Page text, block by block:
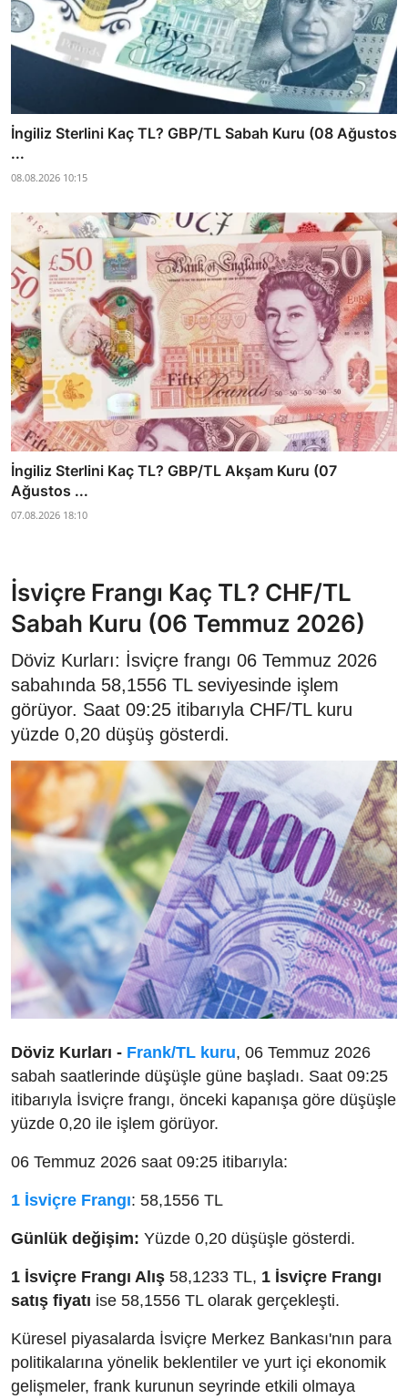
İngiliz Sterlini Kaç TL? GBP/TL Sabah Kuru (08 Ağustos
...
08.08.2026 10:15
İngiliz Sterlini Kaç TL? GBP/TL Akşam Kuru (07
Ağustos ...
07.08.2026 18:10
İsviçre Frangı Kaç TL? CHF/TL
Sabah Kuru (06 Temmuz 2026)
Döviz Kurları: İsviçre frangı 06 Temmuz 2026
sabahında 58,1556 TL seviyesinde işlem
görüyor. Saat 09:25 itibarıyla CHF/TL kuru
yüzde 0,20 düşüş gösterdi.
Döviz Kurları - Frank/TL kuru, 06 Temmuz 2026
sabah saatlerinde düşüşle güne başladı. Saat 09:25
itibarıyla İsviçre frangı, önceki kapanışa göre düşüşle
yüzde 0,20 ile işlem görüyor.
06 Temmuz 2026 saat 09:25 itibarıyla:
1 İsviçre Frangı: 58,1556 TL
Günlük değişim: Yüzde 0,20 düşüşle gösterdi.
1 İsviçre Frangı Alış 58,1233 TL, 1 İsviçre Frangı
satış fiyatı ise 58,1556 TL olarak gerçekleşti.
Küresel piyasalarda İsviçre Merkez Bankası'nın para
politikalarına yönelik beklentiler ve yurt içi ekonomik
gelişmeler, frank kurunun seyrinde etkili olmaya